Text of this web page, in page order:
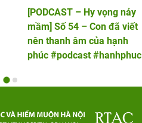
[PODCAST – Hy vọng nảy
mầm] Số 54 – Con đã viết
nên thanh âm của hạnh
phúc #podcast #hanhphuc